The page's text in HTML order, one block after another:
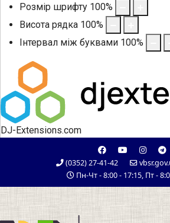
Розмір шрифту 100%
Висота рядка 100%
Інтервал між буквами 100%
DJ-Extensions.com
(0352) 27-41-42
Пн-Чт - 8:00 - 17:15, Пт -